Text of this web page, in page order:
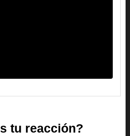
tu reacción?